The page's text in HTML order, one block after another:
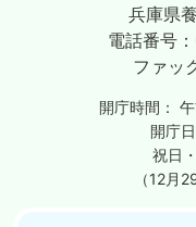
兵庫県
電話番号：
ファッ
開庁時間：
開庁日
祝日
（12月